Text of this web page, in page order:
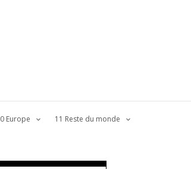
Europe 11 Reste du monde